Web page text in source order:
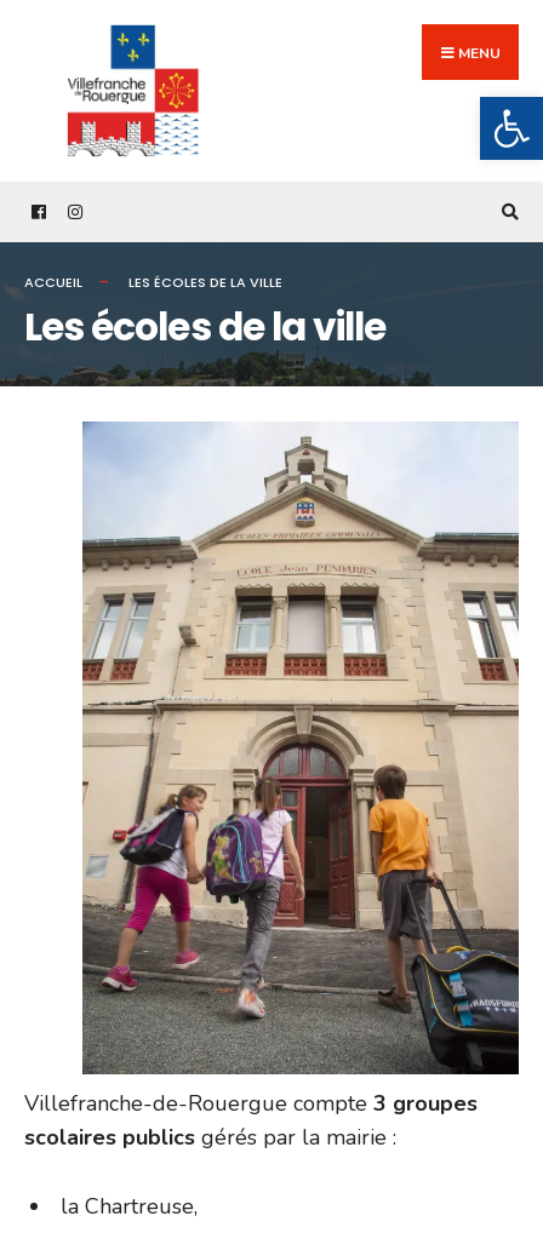
content
MENU
ACCUEIL LES ÉCOLES DE LA VILLE
Les écoles de la ville
Villefranche-de-Rouergue compte 3 groupes
scolaires publics gérés par la mairie :
la Chartreuse,